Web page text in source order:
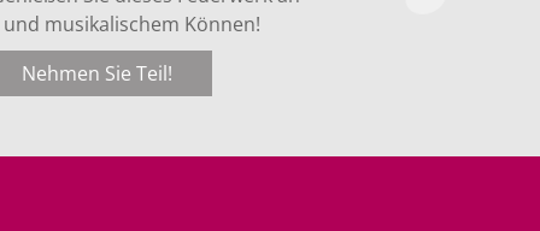
und musikalischem Können!
Nehmen Sie Teil!